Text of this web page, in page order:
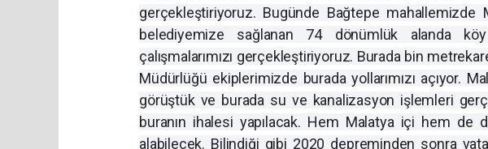
gerçekleştiriyoruz. Bugünde Bağtepe
belediyemize sağlanan 74 dönümlük alanda
çalışmalarımızı gerçekleştiriyoruz. Burada bin
Müdürlüğü ekiplerimizde burada yollarımızı açıyor.
görüştük ve burada su ve kanalizasyon işlemleri
buranın ihalesi yapılacak. Hem Malatya içi hem de
alabilecek. Bilindiği gibi 2020 depreminden sonra